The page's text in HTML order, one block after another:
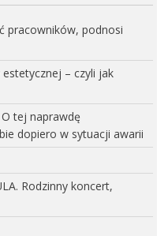
pracowników, podnosi
– czyli jak
tej naprawdę
dopiero w sytuacji awarii
Rodzinny koncert,